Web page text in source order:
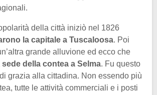
della città iniziò nel 1826
la capitale a Tuscaloosa. Poi
grande alluvione ed ecco che
della contea a Selma. Fu questo
grazia alla cittadina. Non essendo più
tutte le attività commerciali e i posti